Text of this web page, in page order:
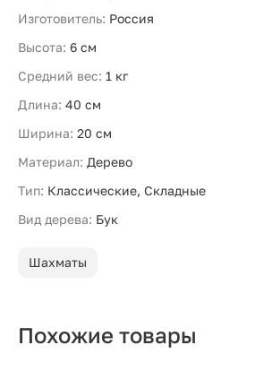
Изготовитель: Россия
Высота: 6 см
Средний вес: 1 кг
Длина: 40 см
Ширина: 20 см
Материал: Дерево
Тип: Классические, Складные
Вид дерева: Бук
Шахматы
Похожие товары